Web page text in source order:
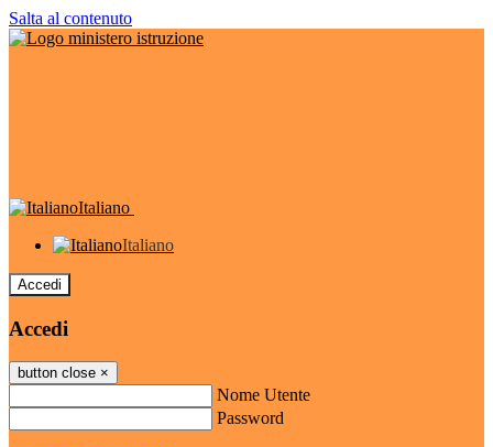
Salta al contenuto
Italiano
Italiano
Accedi
Accedi
button close ×
Nome Utente
Password